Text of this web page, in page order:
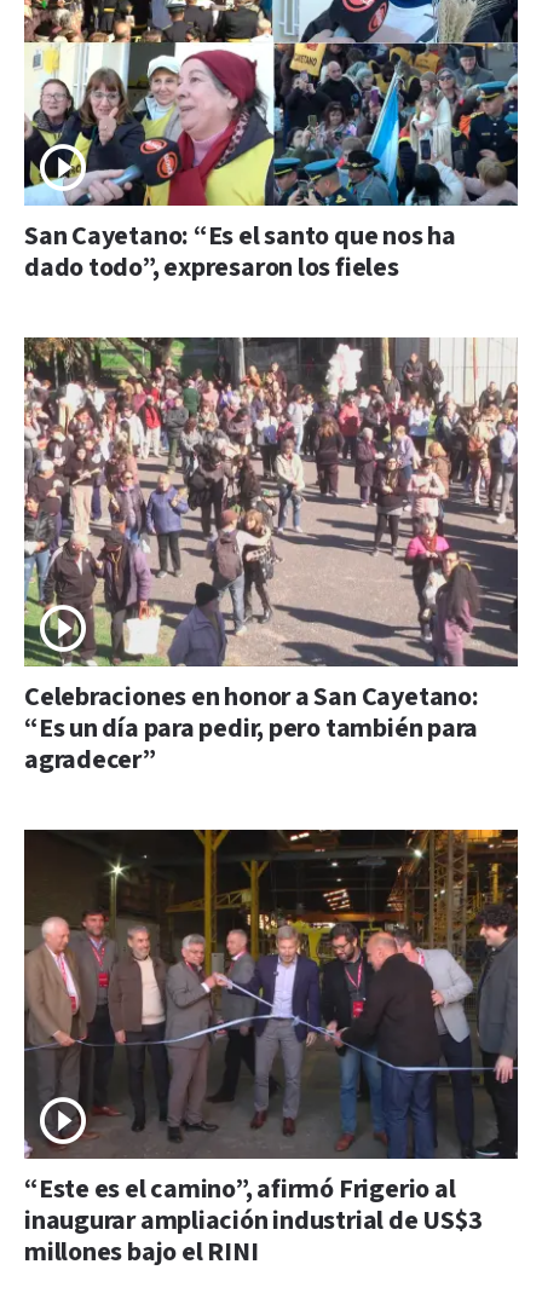
San Cayetano: “Es el santo que nos ha
dado todo”, expresaron los fieles
Celebraciones en honor a San Cayetano:
“Es un día para pedir, pero también para
agradecer”
“Este es el camino”, afirmó Frigerio al
inaugurar ampliación industrial de US$3
millones bajo el RINI